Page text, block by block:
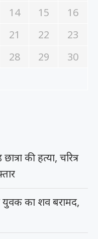
14 15
16
21 22
23
28 29
30
की हत्या, चरित्र
का शव बरामद,